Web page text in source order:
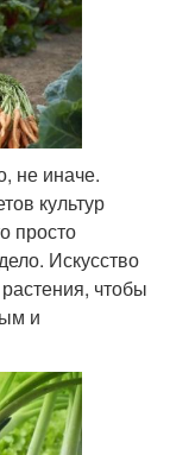
не иначе.
культур
просто
Искусство
чтобы
и